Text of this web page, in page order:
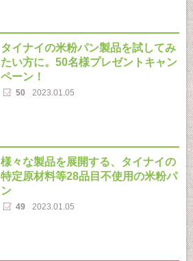
タイナイの米粉パン製品を試してみ
たい方に。50名様プレゼントキャン
ペーン！
50 2023.01.05
様々な製品を展開する、タイナイの
特定原材料等28品目不使用の米粉パ
ン
49 2023.01.05